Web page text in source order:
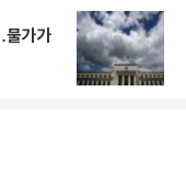
물가가